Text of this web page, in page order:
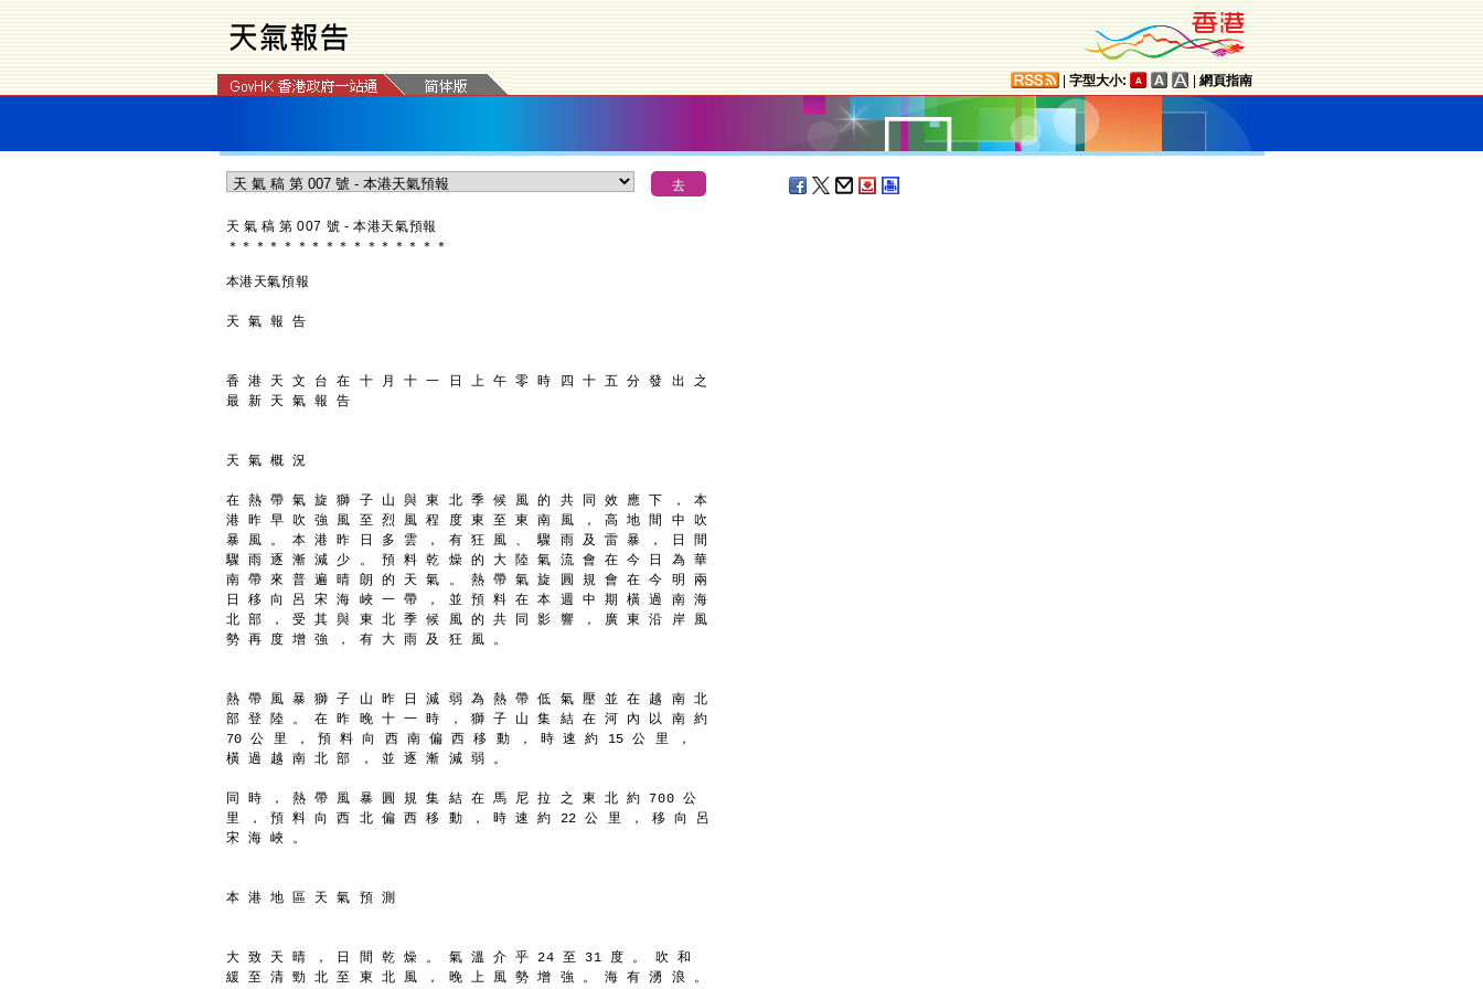
字型大小: 網頁指南
天 氣 稿 第 007 號 - 本港天氣預報
＊ ＊ ＊ ＊ ＊ ＊ ＊ ＊ ＊ ＊ ＊ ＊ ＊ ＊ ＊ ＊
本港天氣預報
天 氣 報 告
香 港 天 文 台 在 十 月 十 一 日 上 午 零 時 四 十 五 分 發 出 之
最 新 天 氣 報 告
天 氣 概 況
在 熱 帶 氣 旋 獅 子 山 與 東 北 季 候 風 的 共 同 效 應 下 ， 本
港 昨 早 吹 強 風 至 烈 風 程 度 東 至 東 南 風 ， 高 地 間 中 吹
暴 風 。 本 港 昨 日 多 雲 ， 有 狂 風 、 驟 雨 及 雷 暴 ， 日 間
驟 雨 逐 漸 減 少 。 預 料 乾 燥 的 大 陸 氣 流 會 在 今 日 為 華
南 帶 來 普 遍 晴 朗 的 天 氣 。 熱 帶 氣 旋 圓 規 會 在 今 明 兩
日 移 向 呂 宋 海 峽 一 帶 ， 並 預 料 在 本 週 中 期 橫 過 南 海
北 部 ， 受 其 與 東 北 季 候 風 的 共 同 影 響 ， 廣 東 沿 岸 風
勢 再 度 增 強 ， 有 大 雨 及 狂 風 。
熱 帶 風 暴 獅 子 山 昨 日 減 弱 為 熱 帶 低 氣 壓 並 在 越 南 北
部 登 陸 。 在 昨 晚 十 一 時 ， 獅 子 山 集 結 在 河 內 以 南 約
70 公 里 ， 預 料 向 西 南 偏 西 移 動 ， 時 速 約 15 公 里 ，
橫 過 越 南 北 部 ， 並 逐 漸 減 弱 。
同 時 ， 熱 帶 風 暴 圓 規 集 結 在 馬 尼 拉 之 東 北 約 700 公
里 ， 預 料 向 西 北 偏 西 移 動 ， 時 速 約 22 公 里 ， 移 向 呂
宋 海 峽 。
本 港 地 區 天 氣 預 測
大 致 天 晴 ， 日 間 乾 燥 。 氣 溫 介 乎 24 至 31 度 。 吹 和
緩 至 清 勁 北 至 東 北 風 ， 晚 上 風 勢 增 強 。 海 有 湧 浪 。